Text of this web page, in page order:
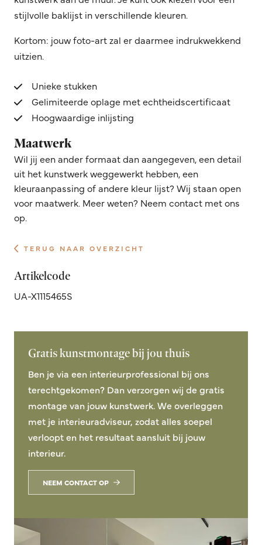
stijlvolle baklijst in verschillende kleuren.
Kortom: jouw foto-art zal er daarmee indrukwekkend
uitzien.
Unieke stukken
Gelimiteerde oplage met echtheidscertificaat
Hoogwaardige inlijsting
Maatwerk
Wil jij een ander formaat dan aangegeven, een detail
uit het kunstwerk weggewerkt hebben, een
kleuraanpassing of andere kleur lijst? Wij staan open
voor maatwerk. Meer weten? Neem contact met ons
op.
TERUG NAAR OVERZICHT
Artikelcode
UA-X1115465S
Gratis kunstmontage bij jou thuis
Ben je via een interieurprofessional bij ons
terechtgekomen? Dan verzorgen wij de gratis
montage van jouw kunstwerk. We overleggen
met je interieuradviseur, zodat alles soepel
verloopt en het resultaat aansluit bij jouw
interieur.
NEEM CONTACT OP